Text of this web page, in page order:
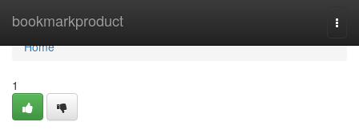
bookmarkproduct
Home
Home
1